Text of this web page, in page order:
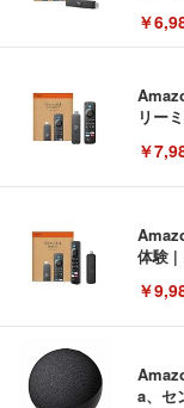
￥
リー
￥
体験 |
￥
a、セ